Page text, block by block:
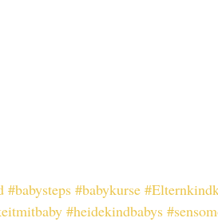
#babysteps #babykurse
#heidekindbabys